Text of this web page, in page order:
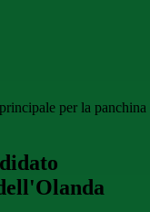
per la panchina